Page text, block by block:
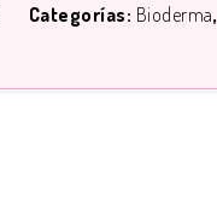
Categorías: Bioderma